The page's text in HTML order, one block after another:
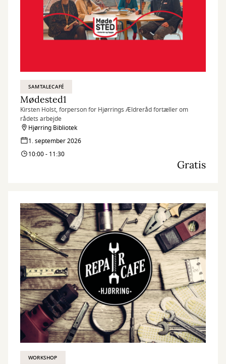
SAMTALECAFÉ
Mødested1
Kirsten Holst, forperson for Hjørrings Ældreråd fortæller om
rådets arbejde
Hjørring Bibliotek
1. september 2026
10:00 - 11:30
Gratis
WORKSHOP